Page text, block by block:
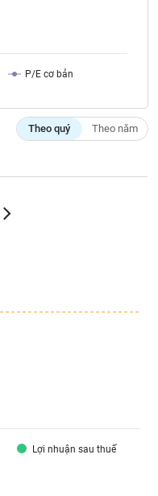
P/E cơ bản
Theo quý Theo năm
Lợi nhuận sau thuế